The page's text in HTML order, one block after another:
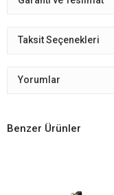
Taksit Seçenekleri
Yorumlar
Benzer Ürünler